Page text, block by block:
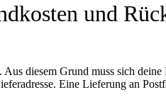
und
diesem Grund muss sich
Eine Lieferung an